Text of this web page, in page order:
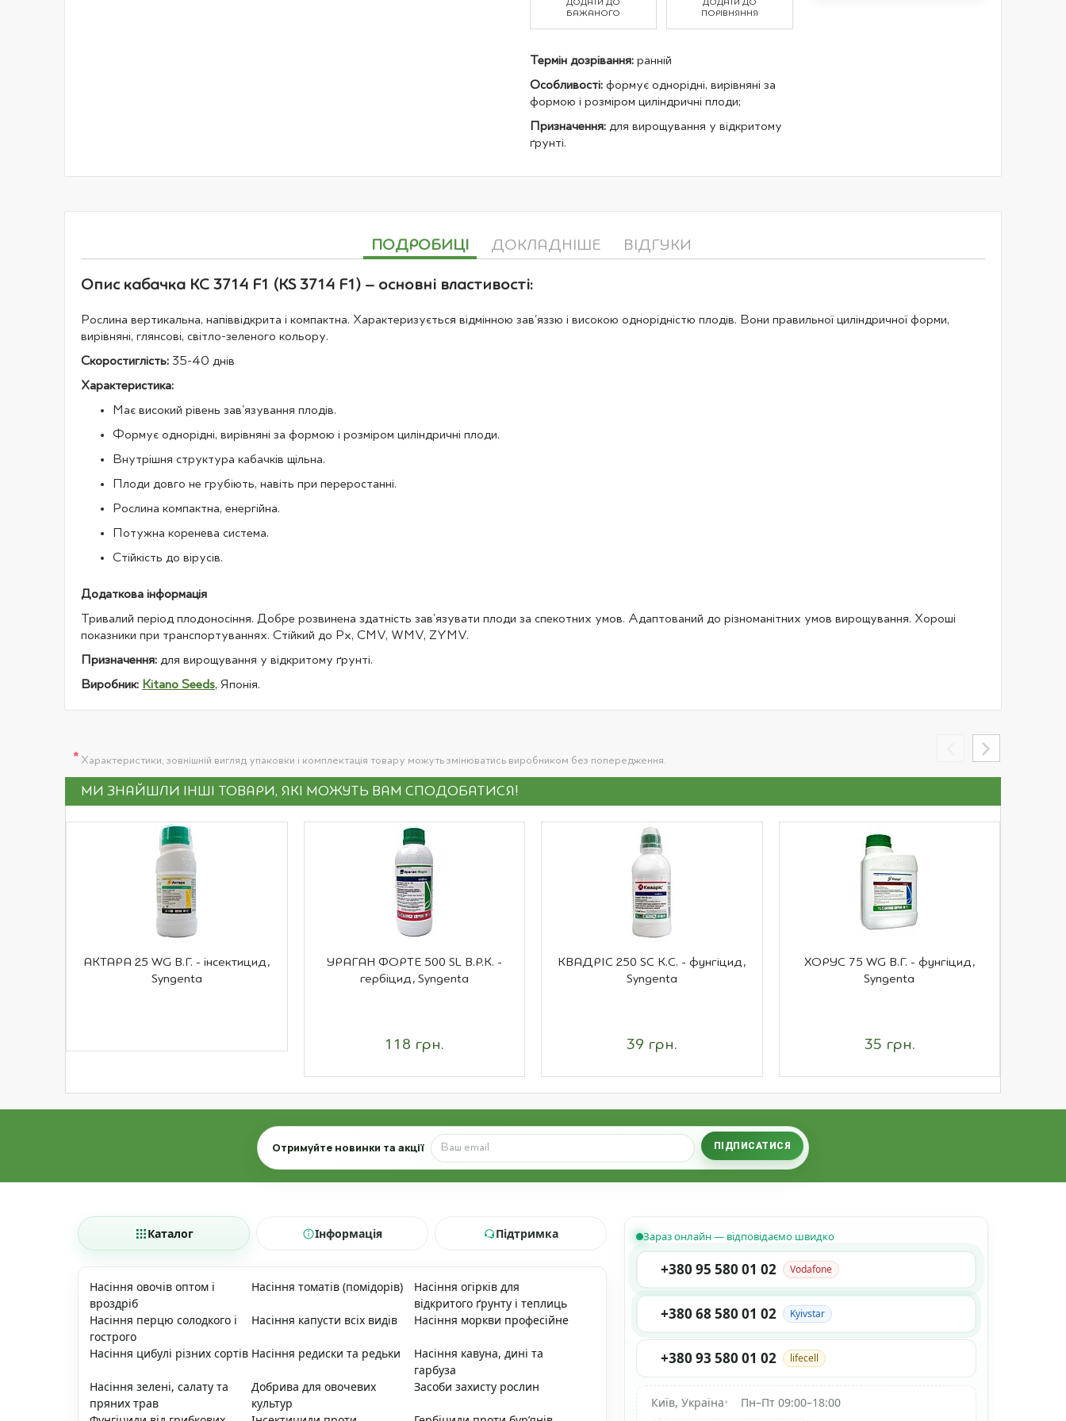
ДОДАТИ ДО
БАЖАНОГО
ДОДАТИ ДО
ПОРІВНЯННЯ
Термін дозрівання:ранній
Особливості:формує однорідні, вирівняні за
формою і розміром циліндричні плоди;
Призначення:для вирощування у відкритому
ґрунті.
ПОДРОБИЦІ
Опис кабачка КС 3714 F1 (KS 3714 F1) – основні властивості:
Рослина вертикальна, напіввідкрита і компактна. Характеризується відмінною зав'яззю і високою однорідністю плодів. Вони правильної циліндричної форми,
вирівняні, глянсові, світло-зеленого кольору.
Скоростиглість: 35-40 днів
Характеристика:
Має високий рівень зав'язування плодів.
Формує однорідні, вирівняні за формою і розміром циліндричні плоди.
Внутрішня структура кабачків щільна.
Плоди довго не грубіють, навіть при переростанні.
Рослина компактна, енергійна.
Потужна коренева система.
Стійкість до вірусів.
Додаткова інформація
Тривалий період плодоносіння. Добре розвинена здатність зав'язувати плоди за спекотних умов. Адаптований до різноманітних умов вирощування. Хороші
показники при транспортуваннях. Стійкий до Pх, CMV, WMV, ZYMV.
Призначення: для вирощування у відкритому ґрунті.
Виробник: Kitano Seeds, Японія.
ДОКЛАДНІШЕ ВІДГУКИ
* Характеристики, зовнішній вигляд упаковки і комплектація товару можуть змінюватись виробником без попередження.
МИ ЗНАЙШЛИ ІНШІ ТОВАРИ, ЯКІ МОЖУТЬ ВАМ СПОДОБАТИСЯ!
АКТАРА 25 WG В.Г. - інсектицид,
Syngenta
УРАГАН ФОРТЕ 500 SL В.Р.К. -
гербіцид, Syngenta
118 грн.
КВАДРІС 250 SC К.С. - фунгіцид,
Syngenta
39 грн.
ХОРУС 75 WG В.Г. - фунгіцид,
Syngenta
35 грн.
Email
Отримуйте новинки та акції ПІДПИСАТИСЯ
Каталог Інформація Підтримка
Насіння овочів оптом і
вроздріб
Насіння томатів (помідорів)
Насіння огірків для
відкритого ґрунту і теплиць
Насіння перцю солодкого і
гострого
Насіння капусти всіх видів Насіння моркви професійне
Насіння цибулі різних сортів Насіння редиски та редьки
Насіння кавуна, дині та
гарбуза
Насіння зелені, салату та
пряних трав
Добрива для овочевих
культур
Засоби захисту рослин
Зараз онлайн — відповідаємо швидко
+380 95 580 01 02 Vodafone
+380 68 580 01 02 Kyivstar
+380 93 580 01 02 lifecell
Київ, Україна• Пн–Пт 09:00–18:00